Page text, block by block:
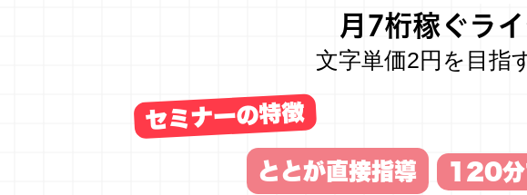
月7桁稼ぐラ
文字単価2円を目指
セミナーの特徴
ととが直接指導 120分